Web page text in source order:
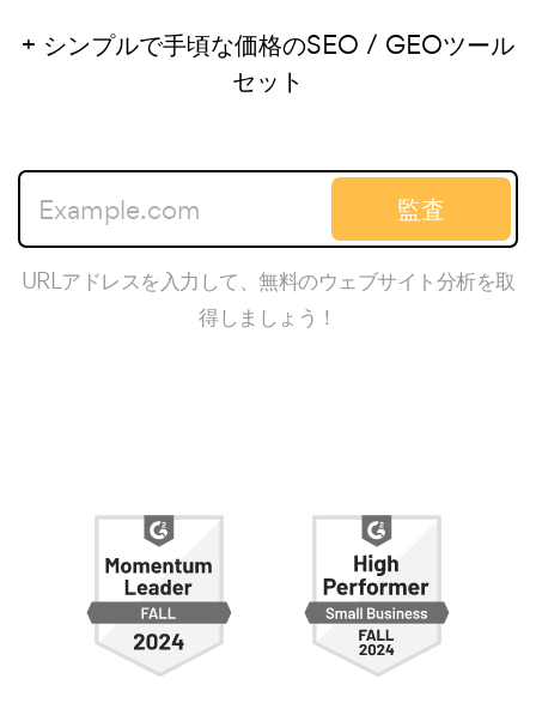
+ シンプルで手頃な価格のSEO / GEOツール
セット
監査
URLアドレスを入力して、無料のウェブサイト分析を取
得しましょう！